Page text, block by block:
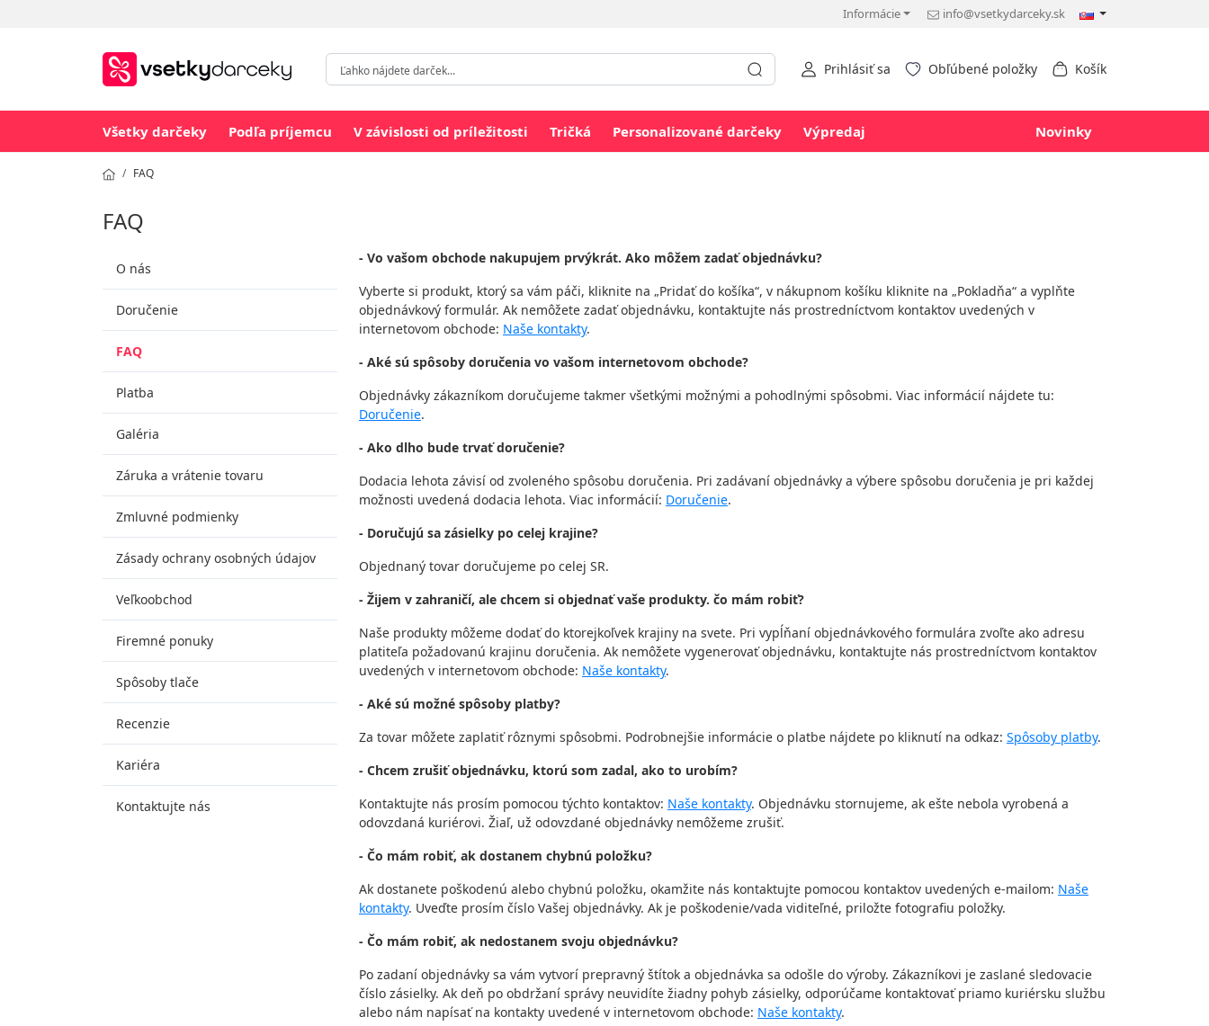
Informácie info@vsetkydarceky.sk
Prihlásiť sa Obľúbené položky Košík
Všetky darčeky Podľa príjemcu V závislosti od príležitosti Tričká Personalizované darčeky Výpredaj Novinky
FAQ
FAQ
O nás
Doručenie
FAQ
Platba
Galéria
Záruka a vrátenie tovaru
Zmluvné podmienky
Zásady ochrany osobných údajov
Veľkoobchod
Firemné ponuky
Spôsoby tlače
Recenzie
Kariéra
Kontaktujte nás
- Vo vašom obchode nakupujem prvýkrát. Ako môžem zadať objednávku?
Vyberte si produkt, ktorý sa vám páči, kliknite na „Pridať do košíka“, v nákupnom košíku kliknite na „Pokladňa“ a vyplňte
objednávkový formulár. Ak nemôžete zadať objednávku, kontaktujte nás prostredníctvom kontaktov uvedených v
internetovom obchode: Naše kontakty.
- Aké sú spôsoby doručenia vo vašom internetovom obchode?
Objednávky zákazníkom doručujeme takmer všetkými možnými a pohodlnými spôsobmi. Viac informácií nájdete tu:
Doručenie.
- Ako dlho bude trvať doručenie?
Dodacia lehota závisí od zvoleného spôsobu doručenia. Pri zadávaní objednávky a výbere spôsobu doručenia je pri každej
možnosti uvedená dodacia lehota. Viac informácií: Doručenie.
- Doručujú sa zásielky po celej krajine?
Objednaný tovar doručujeme po celej SR.
- Žijem v zahraničí, ale chcem si objednať vaše produkty. čo mám robiť?
Naše produkty môžeme dodať do ktorejkoľvek krajiny na svete. Pri vypĺňaní objednávkového formulára zvoľte ako adresu
platiteľa požadovanú krajinu doručenia. Ak nemôžete vygenerovať objednávku, kontaktujte nás prostredníctvom kontaktov
uvedených v internetovom obchode: Naše kontakty.
- Aké sú možné spôsoby platby?
Za tovar môžete zaplatiť rôznymi spôsobmi. Podrobnejšie informácie o platbe nájdete po kliknutí na odkaz: Spôsoby platby.
- Chcem zrušiť objednávku, ktorú som zadal, ako to urobím?
Kontaktujte nás prosím pomocou týchto kontaktov: Naše kontakty. Objednávku stornujeme, ak ešte nebola vyrobená a
odovzdaná kuriérovi. Žiaľ, už odovzdané objednávky nemôžeme zrušiť.
- Čo mám robiť, ak dostanem chybnú položku?
Ak dostanete poškodenú alebo chybnú položku, okamžite nás kontaktujte pomocou kontaktov uvedených e-mailom: Naše
kontakty. Uveďte prosím číslo Vašej objednávky. Ak je poškodenie/vada viditeľné, priložte fotografiu položky.
- Čo mám robiť, ak nedostanem svoju objednávku?
Po zadaní objednávky sa vám vytvorí prepravný štítok a objednávka sa odošle do výroby. Zákazníkovi je zaslané sledovacie
číslo zásielky. Ak deň po obdržaní správy neuvidíte žiadny pohyb zásielky, odporúčame kontaktovať priamo kuriérsku službu
alebo nám napísať na kontakty uvedené v internetovom obchode: Naše kontakty.